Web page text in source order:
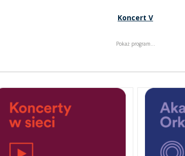
Koncert V
Pokaż program…